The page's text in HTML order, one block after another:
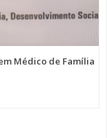
Médico de Família